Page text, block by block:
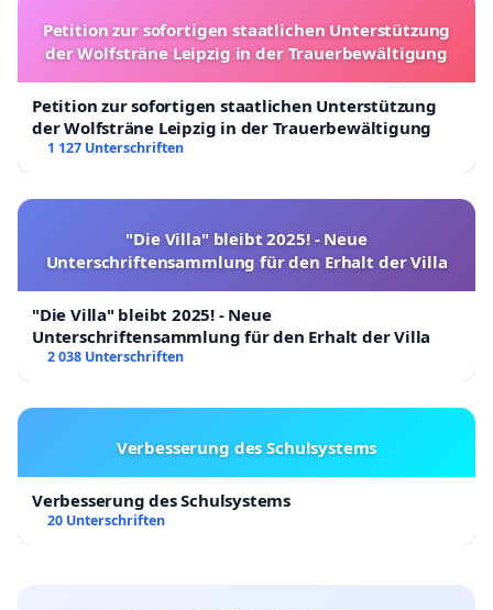
Petition zur sofortigen staatlichen Unterstützung
der Wolfsträne Leipzig in der Trauerbewältigung
Petition zur sofortigen staatlichen Unterstützung
der Wolfsträne Leipzig in der Trauerbewältigung
1 127 Unterschriften
"Die Villa" bleibt 2025! - Neue
Unterschriftensammlung für den Erhalt der Villa
"Die Villa" bleibt 2025! - Neue
Unterschriftensammlung für den Erhalt der Villa
2 038 Unterschriften
Verbesserung des Schulsystems
Verbesserung des Schulsystems
20 Unterschriften